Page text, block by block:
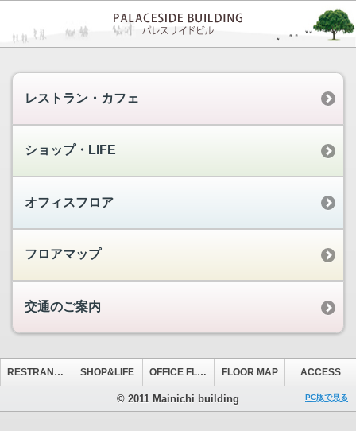
レストラン・カフェ
ショップ・LIFE
オフィスフロア
フロアマップ
交通のご案内
RESTRANT&CAFE SHOP&LIFE OFFICE FLOOR FLOOR MAP ACCESS
© 2011 Mainichi building PC版で見る